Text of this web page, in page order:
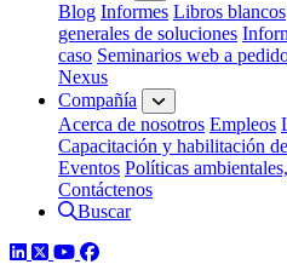
Blog Informes Libros blancos
generales de soluciones
caso Seminarios web a
Nexus
Compañía
Acerca de nosotros Empleos
Capacitación y habilitación
Eventos Políticas
Contáctenos
Buscar
LinkedIn
TwitterYouTube
Facebook